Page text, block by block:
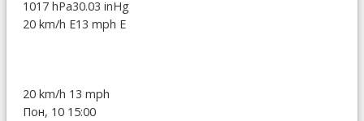
1017 hPa30.03 inHg
20 km/h E13 mph E
20 km/h 13 mph
Пон, 10 15:00